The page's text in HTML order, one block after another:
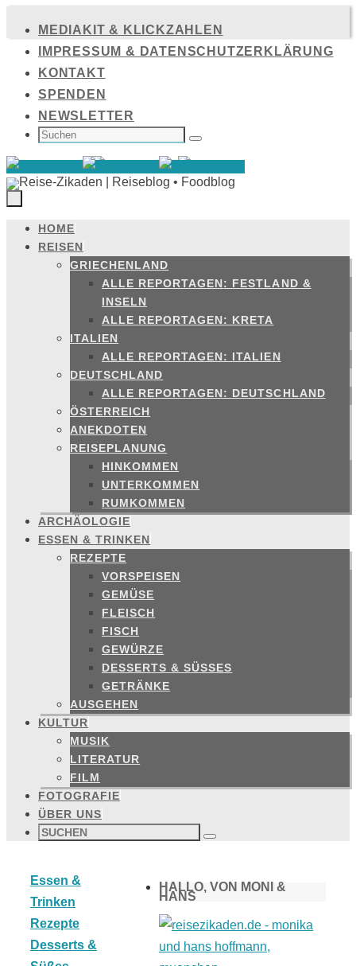
Inhalt
springen
MEDIAKIT & KLICKZAHLEN
IMPRESSUM & DATENSCHUTZERKLÄRUNG
KONTAKT
SPENDEN
NEWSLETTER
SUCHEN
NACH: Suchen
Zum
Inhalt
springen
HOME
REISEN
GRIECHENLAND
ALLE REPORTAGEN: FESTLAND &
INSELN
ALLE REPORTAGEN: KRETA
ITALIEN
ALLE REPORTAGEN: ITALIEN
DEUTSCHLAND
ALLE REPORTAGEN: DEUTSCHLAND
ÖSTERREICH
ANEKDOTEN
REISEPLANUNG
HINKOMMEN
UNTERKOMMEN
RUMKOMMEN
ARCHÄOLOGIE
ESSEN & TRINKEN
REZEPTE
VORSPEISEN
GEMÜSE
FLEISCH
FISCH
GEWÜRZE
DESSERTS & SÜSSES
GETRÄNKE
AUSGEHEN
KULTUR
MUSIK
LITERATUR
FILM
FOTOGRAFIE
ÜBER UNS
Suchen
nach: Suchen
Start
Essen &
Trinken
Rezepte
Desserts &
HALLO, VON MONI &
HANS